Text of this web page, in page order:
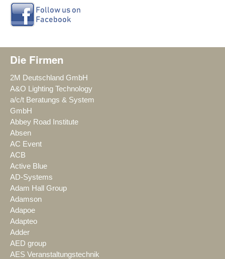
Die Firmen
2M Deutschland GmbH
A&O Lighting Technology
a/c/t Beratungs & System
GmbH
Abbey Road Institute
Absen
AC Event
ACB
Active Blue
AD-Systems
Adam Hall Group
Adamson
Adapoe
Adapteo
Adder
AED group
AES Veranstaltungstechnik